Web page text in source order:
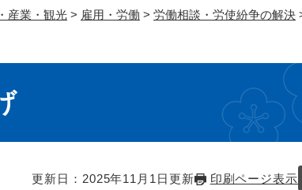
産業・観光 > 雇用・労働 > 労働相談・労使紛争の解決
更新日：2025年11月1日更新 印刷ページ表示